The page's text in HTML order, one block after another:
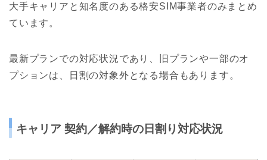
大手キャリアと知名度のある格安SIM事業者のみまとめ
ています。
最新プランでの対応状況であり、旧プランや一部のオ
プションは、日割の対象外となる場合もあります。
キャリア 契約／解約時の日割り対応状況